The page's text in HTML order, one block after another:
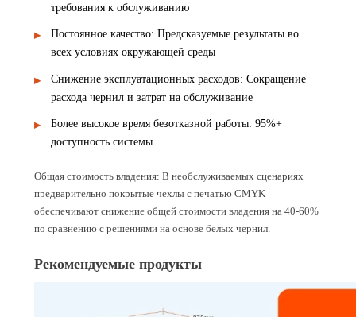
требования к обслуживанию
Постоянное качество: Предсказуемые результаты во
всех условиях окружающей среды
Снижение эксплуатационных расходов: Сокращение
расхода чернил и затрат на обслуживание
Более высокое время безотказной работы: 95%+
доступность системы
Общая стоимость владения: В необслуживаемых сценариях
предварительно покрытые чехлы с печатью CMYK
обеспечивают снижение общей стоимости владения на 40-60%
по сравнению с решениями на основе белых чернил.
Рекомендуемые продукты